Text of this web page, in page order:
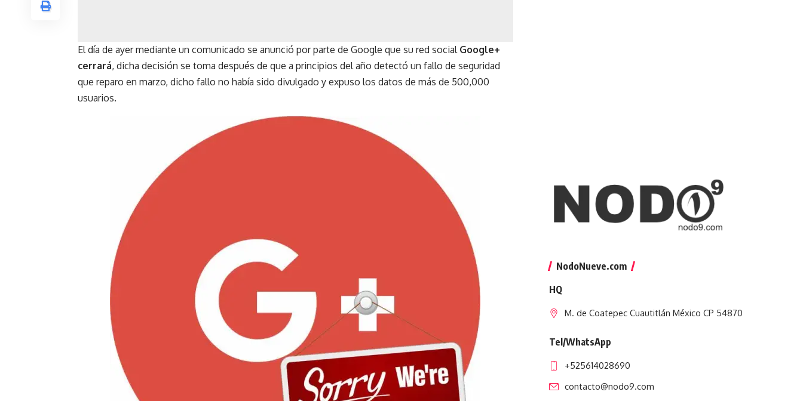
El día de ayer mediante un comunicado se anunció por parte de Google que su red social Google+
cerrará, dicha decisión se toma después de que a principios del año detectó un fallo de seguridad
que reparo en marzo, dicho fallo no había sido divulgado y expuso los datos de más de 500,000
usuarios.
NodoNueve.com
HQ
M. de Coatepec Cuautitlán México CP 54870
Tel/WhatsApp
+525614028690
contacto@nodo9.com